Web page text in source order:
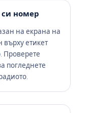
номер
на екрана на
върху етикет
Проверете
погледнете